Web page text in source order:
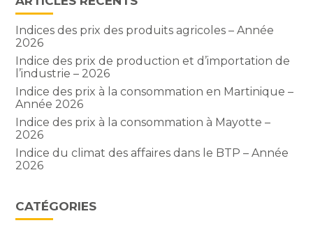
Indices des prix des produits agricoles – Année
2026
Indice des prix de production et d’importation de
l’industrie – 2026
Indice des prix à la consommation en Martinique –
Année 2026
Indice des prix à la consommation à Mayotte –
2026
Indice du climat des affaires dans le BTP – Année
2026
CATÉGORIES